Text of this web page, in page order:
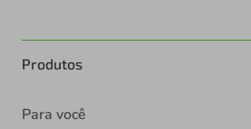
Produtos
Para você